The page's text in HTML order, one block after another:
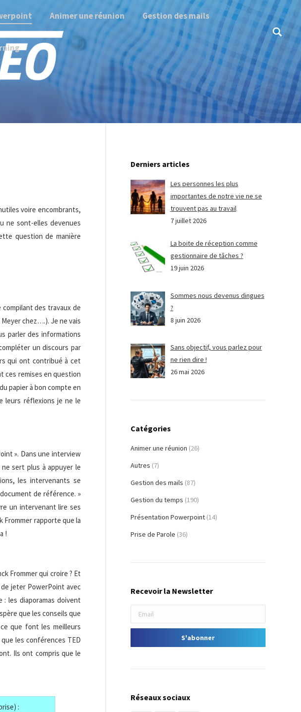
Animer une réunion Gestion des mails
Search:
voire encombrants,
ne sont-elles devenues
question de manière
des travaux de
chez….). Je ne vais
parler des informations
un discours par
qui ont contribué à cet
ces remises en question
papier à bon compte en
leurs réflexions je ne le
». Dans une interview
sert plus à appuyer le
les intervenants se
de référence. »
un intervenant lire ses
Frommer rapporte que la
!
Frommer qui croire ? Et
jeter PowerPoint avec
les diaporamas doivent
que les conseils que
que font les meilleurs
les conférences TED
Ils ont compris que le
:
Derniers articles
Les personnes les plus
importantes de notre vie ne se
trouvent pas au travail
7 juillet 2026
La boite de réception comme
gestionnaire de tâches ?
19 juin 2026
Sommes nous devenus dingues
?
8 juin 2026
Sans objectif, vous parlez pour
ne rien dire !
26 mai 2026
Catégories
Animer une réunion (26)
Autres (7)
Gestion des mails (87)
Gestion du temps (190)
Présentation Powerpoint (14)
Prise de Parole (36)
Recevoir la Newsletter
Réseaux sociaux